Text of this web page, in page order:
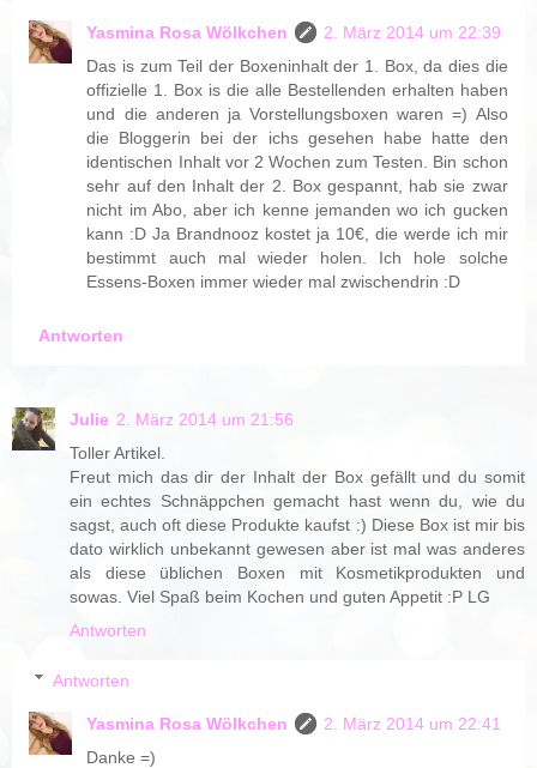
Yasmina Rosa Wölkchen
2. März 2014 um 22:39
Das is zum Teil der Boxeninhalt der 1. Box, da dies die
offizielle 1. Box is die alle Bestellenden erhalten haben
und die anderen ja Vorstellungsboxen waren =) Also
die Bloggerin bei der ichs gesehen habe hatte den
identischen Inhalt vor 2 Wochen zum Testen. Bin schon
sehr auf den Inhalt der 2. Box gespannt, hab sie zwar
nicht im Abo, aber ich kenne jemanden wo ich gucken
kann :D Ja Brandnooz kostet ja 10€, die werde ich mir
bestimmt auch mal wieder holen. Ich hole solche
Essens-Boxen immer wieder mal zwischendrin :D
Antworten
Julie 2. März 2014 um 21:56
Toller Artikel.
Freut mich das dir der Inhalt der Box gefällt und du somit
ein echtes Schnäppchen gemacht hast wenn du, wie du
sagst, auch oft diese Produkte kaufst :) Diese Box ist mir bis
dato wirklich unbekannt gewesen aber ist mal was anderes
als diese üblichen Boxen mit Kosmetikprodukten und
sowas. Viel Spaß beim Kochen und guten Appetit :P LG
Antworten
Antworten
Yasmina Rosa Wölkchen
2. März 2014 um 22:41
Danke =)